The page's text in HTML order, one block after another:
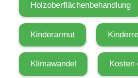
Holzoberflächenbehandlung
Kinderarmut
Klimawandel Kosten